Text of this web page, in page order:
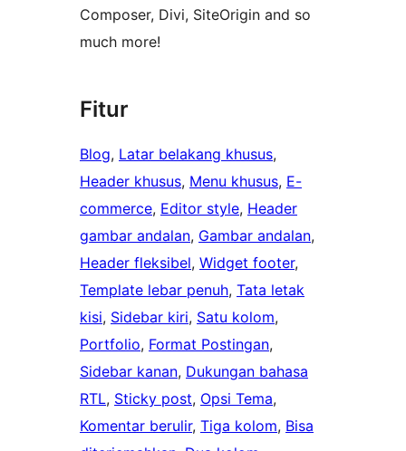
Composer, Divi, SiteOrigin and so
much more!
Fitur
Blog, Latar belakang khusus
Header khusus, Menu khusus, E-
commerce, Editor style, Header
gambar andalan, Gambar andalan
Header fleksibel, Widget footer
Template lebar penuh, Tata letak
kisi, Sidebar kiri, Satu kolom
Portfolio, Format Postingan
Sidebar kanan, Dukungan bahasa
RTL, Sticky post, Opsi Tema
Komentar berulir, Tiga kolom, Bisa